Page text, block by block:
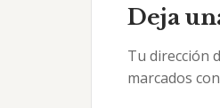
con
los
lectores
Deja
Tu dirección
marcados con